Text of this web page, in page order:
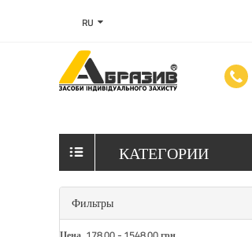
RU
КАТЕГОРИИ
Фильтры